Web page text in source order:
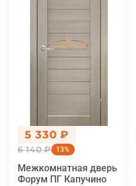
5 330 ₽
6 140 ₽ 13%
Межкомнатная дверь
Форум ПГ Капучино